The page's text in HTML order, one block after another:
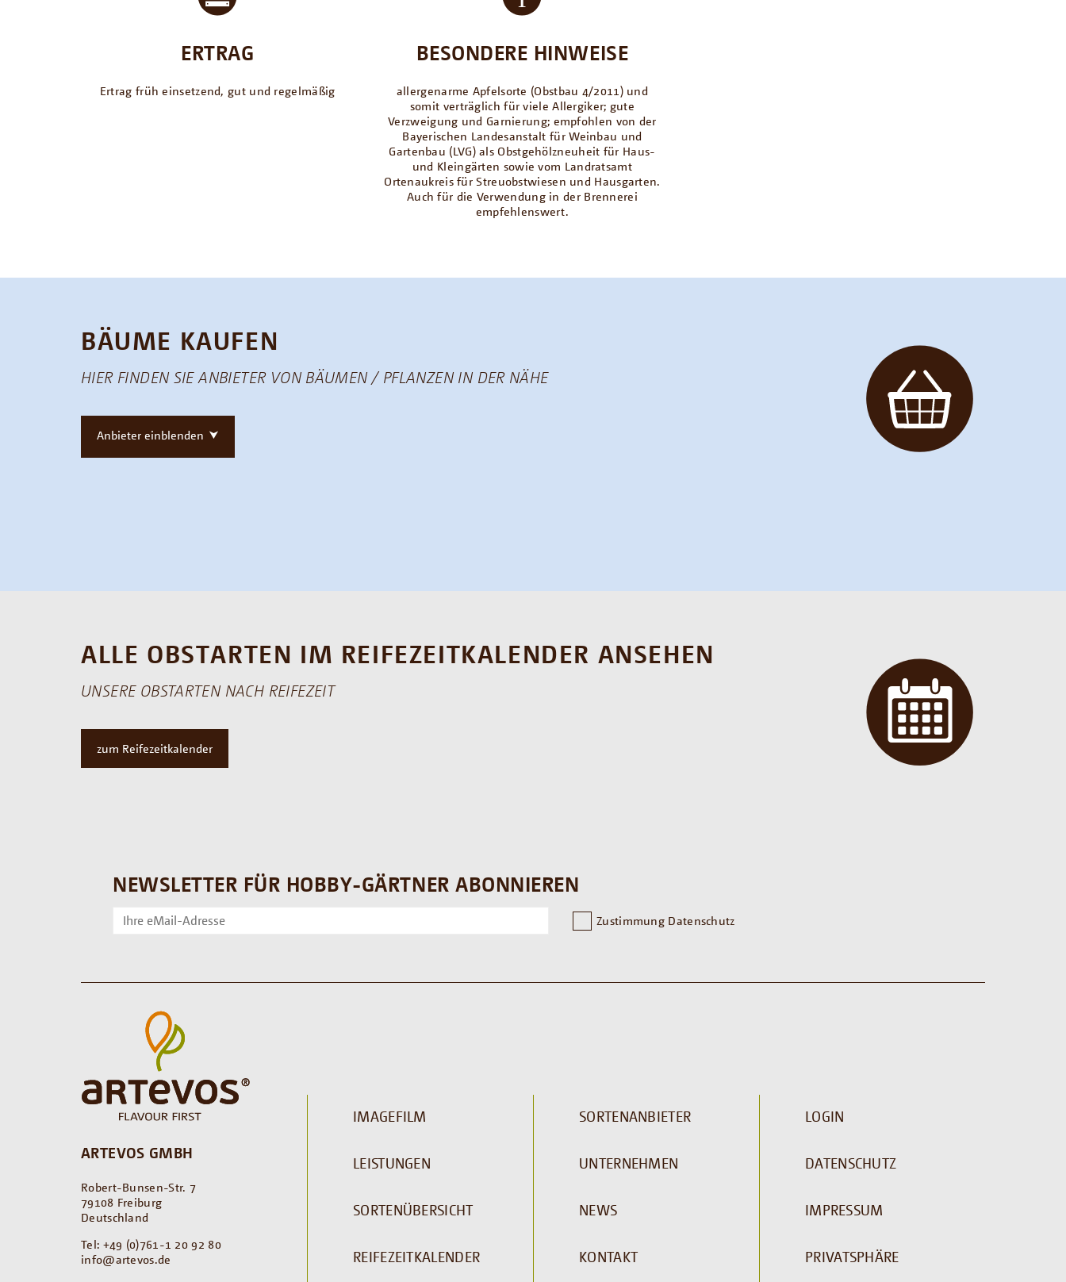
ERTRAG
Ertrag früh einsetzend, gut und regelmäßig
BESONDERE HINWEISE
allergenarme Apfelsorte (Obstbau 4/2011) und
somit verträglich für viele Allergiker; gute
Verzweigung und Garnierung; empfohlen von der
Bayerischen Landesanstalt für Weinbau und
Gartenbau (LVG) als Obstgehölzneuheit für Haus-
und Kleingärten sowie vom Landratsamt
Ortenaukreis für Streuobstwiesen und Hausgarten.
Auch für die Verwendung in der Brennerei
empfehlenswert.
BÄUME KAUFEN
HIER FINDEN SIE ANBIETER VON BÄUMEN / PFLANZEN IN DER NÄHE
Anbieter einblenden
ALLE OBSTARTEN IM REIFEZEITKALENDER ANSEHEN
UNSERE OBSTARTEN NACH REIFEZEIT
zum Reifezeitkalender
NEWSLETTER FÜR HOBBY-GÄRTNER ABONNIEREN
Zustimmung Datenschutz
ARTEVOS GMBH
Robert-Bunsen-Str. 7
79108 Freiburg
Deutschland
Tel: +49 (0)761-1 20 92 80
info@artevos.de
IMAGEFILM
LEISTUNGEN
SORTENÜBERSICHT
REIFEZEITKALENDER
SORTENANBIETER
UNTERNEHMEN
NEWS
KONTAKT
LOGIN
DATENSCHUTZ
IMPRESSUM
PRIVATSPHÄRE